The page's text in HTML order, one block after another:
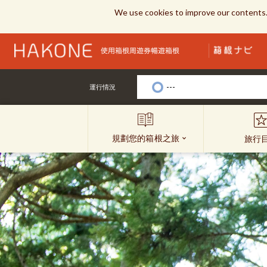
We use cookies to improve our
運行情況 ---
規劃您的箱根之旅 旅行